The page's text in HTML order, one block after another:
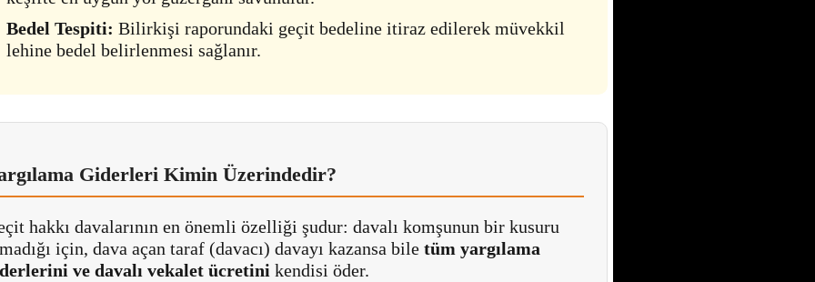
Bedel Tespiti: Bilirkişi raporundaki geçit bedeline itiraz edilerek müvekkil
lehine bedel belirlenmesi sağlanır.
Giderleri Kimin Üzerindedir?
hakkı davalarının en önemli özelliği şudur: davalı komşunun bir kusuru
için, dava açan taraf (davacı) davayı kazansa bile tüm yargılama
ve davalı vekalet ücretini kendisi öder.